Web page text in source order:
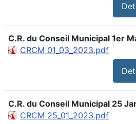
C.R. du Conseil Municipal 1er
CRCM 01_03_2023.pdf
C.R. du Conseil Municipal 25
CRCM 25_01_2023.pdf